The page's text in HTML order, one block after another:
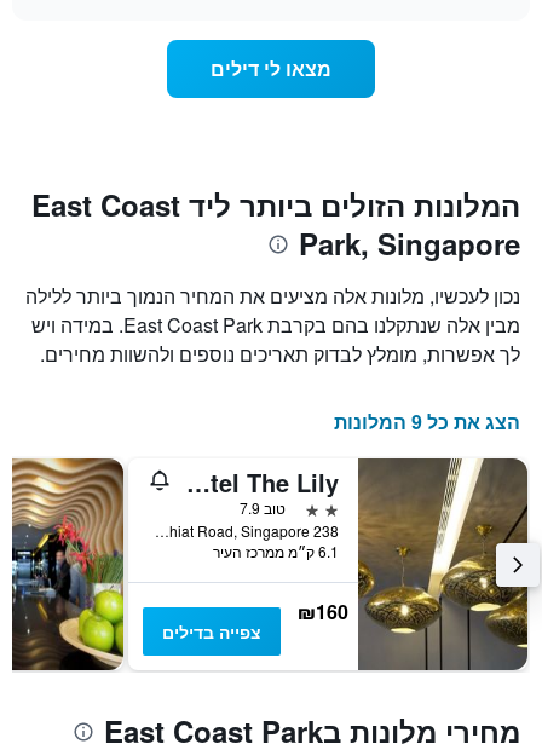
התרשים
כולל
1
ציר
המציגים
את
ימי
כולל
ציר
המציג
את
מחיר
הממוצע
של
חדר
מצאו לי דילים
המלונות הזולים ביותר ליד East Coast
Park, Singapore
נכון לעכשיו, מלונות אלה מציעים את המחיר הנמוך ביותר ללילה
מבין אלה שנתקלנו בהם בקרבת East Coast Park. במידה ויש
לך אפשרות, מומלץ לבדוק תאריכים נוספים ולהשוות מחירים.
הצג את כל 9 המלונות
Venue Hotel The Lily
2 כוכבים
טוב 7.9
238 Joo Chiat Road, Singapore, סינגפור
6.1 ק״מ ממרכז העיר
₪160
צפייה בדילים
מחירי מלונות בEast Coast Park